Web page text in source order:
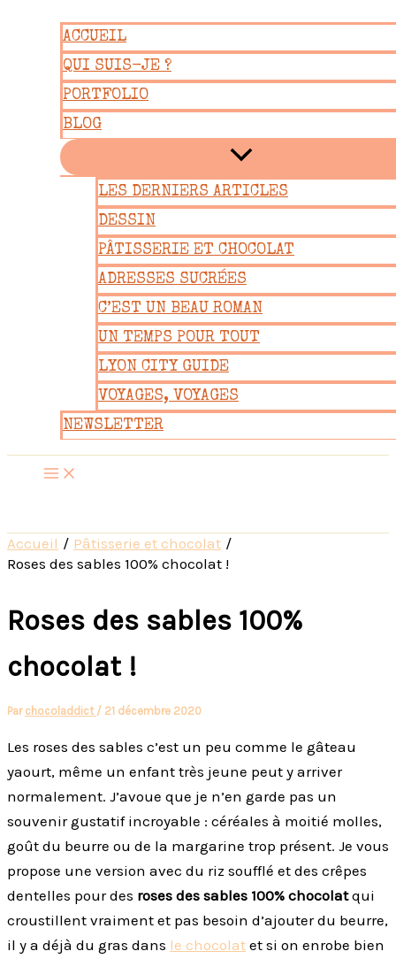
contenu
ACCUEIL
QUI SUIS-JE ?
PORTFOLIO
BLOG
LES DERNIERS ARTICLES
DESSIN
PÂTISSERIE ET CHOCOLAT
ADRESSES SUCRÉES
C’EST UN BEAU ROMAN
UN TEMPS POUR TOUT
LYON CITY GUIDE
VOYAGES, VOYAGES
NEWSLETTER
Accueil
Pâtisserie et chocolat
Roses des sables 100% chocolat !
Roses des sables 100%
chocolat !
Par chocoladdict / 21 décembre 2020
Les roses des sables c’est un peu comme le gâteau
yaourt, même un enfant très jeune peut y arriver
normalement. J’avoue que je n’en garde pas un
souvenir gustatif incroyable : céréales à moitié molles,
goût du beurre ou de la margarine trop présent. Je vous
propose une version avec du riz soufflé et des crêpes
dentelles pour des roses des sables 100% chocolatqui
croustillent vraiment et pas besoin d’ajouter du beurre,
il y a déjà du gras dans le chocolat et si on enrobe bien